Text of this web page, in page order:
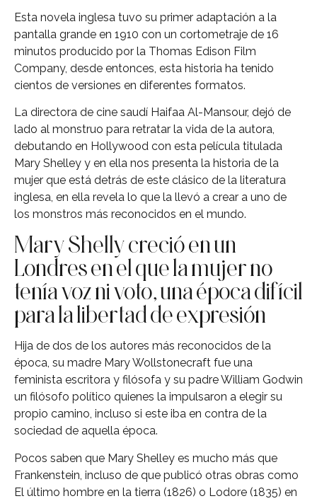
Esta novela inglesa tuvo su primer adaptación a la
pantalla grande en 1910 con un cortometraje de 16
minutos producido por la Thomas Edison Film
Company, desde entonces, esta historia ha tenido
cientos de versiones en diferentes formatos.
La directora de cine saudí Haifaa Al-Mansour, dejó de
lado al monstruo para retratar la vida de la autora,
debutando en Hollywood con esta película titulada
Mary Shelley y en ella nos presenta la historia de la
mujer que está detrás de este clásico de la literatura
inglesa, en ella revela lo que la llevó a crear a uno de
los monstros más reconocidos en el mundo.
Mary Shelly creció en un
Londres en el que la mujer no
tenía voz ni voto, una época difícil
para la libertad de expresión
Hija de dos de los autores más reconocidos de la
época, su madre Mary Wollstonecraft fue una
feminista escritora y filósofa y su padre William Godwin
un filósofo político quienes la impulsaron a elegir su
propio camino, incluso si este iba en contra de la
sociedad de aquella época.
Pocos saben que Mary Shelley es mucho más que
Frankenstein, incluso de que publicó otras obras como
El último hombre en la tierra (1826) o Lodore (1835) en